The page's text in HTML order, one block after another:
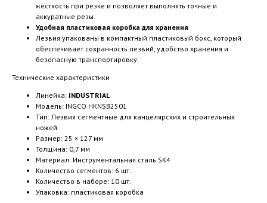
жёсткость при резке и позволяет выполнять точные и
аккуратные резы.
Удобная пластиковая коробка для хранения
Лезвия упакованы в компактный пластиковый бокс, который
обеспечивает сохранность лезвий, удобство хранения и
безопасную транспортировку.
Технические характеристики
Линейка: INDUSTRIAL
Модель: INGCO HKNSB2501
Тип: Лезвия сегментные для канцелярских и строительных
ножей
Размер: 25 × 127 мм
Толщина: 0,7 мм
Материал: Инструментальная сталь SK4
Количество сегментов: 6 шт.
Количество в наборе: 10 шт.
Упаковка: пластиковая коробка